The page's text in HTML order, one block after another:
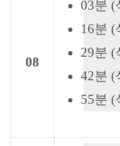
08
03분 (
16분 (
29분 (
42분 (
55분 (